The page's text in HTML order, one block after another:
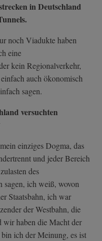
in Deutschland
noch Viadukte haben
eine
kein Regionalverkehr,
auch ökonomisch
sagen.
versuchten
einziges Dogma, das
und jeder Bereich
des
sagen, ich weiß, wovon
Staatsbahn, ich war
der Westbahn, die
haben die Macht der
ich der Meinung, es ist